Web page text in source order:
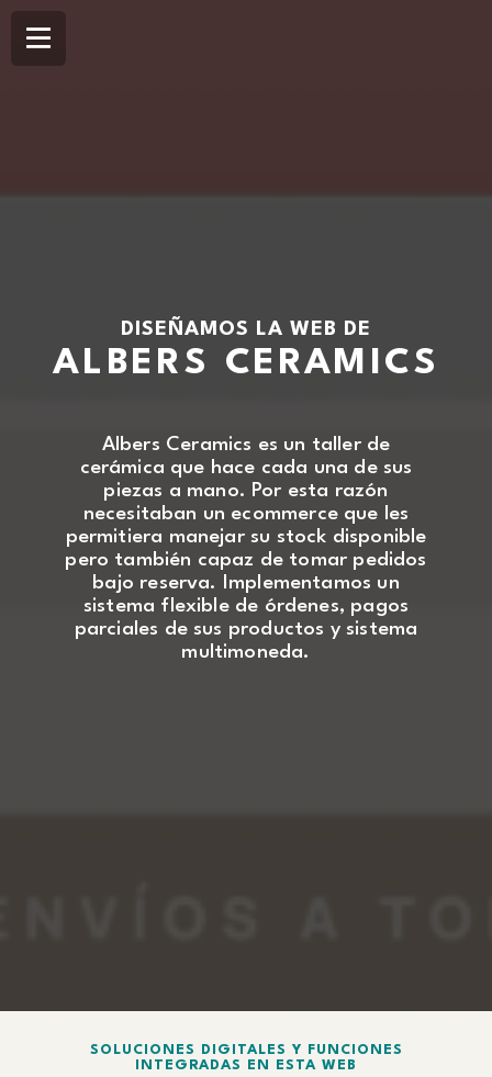
DISEÑAMOS LA WEB DE
ALBERS CERAMICS
Albers Ceramics es un taller de
cerámica que hace cada una de sus
piezas a mano. Por esta razón
necesitaban un ecommerce que les
permitiera manejar su stock disponible
pero también capaz de tomar pedidos
bajo reserva. Implementamos un
sistema flexible de órdenes, pagos
parciales de sus productos y sistema
multimoneda.
SOLUCIONES DIGITALES Y FUNCIONES
INTEGRADAS EN ESTA WEB